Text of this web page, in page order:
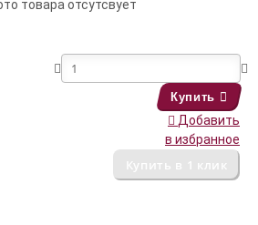
Купить
Добавить
в избранное